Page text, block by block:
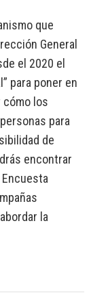
que
General
el 2020 el
para poner en
cómo los
para
de
encontrar
la